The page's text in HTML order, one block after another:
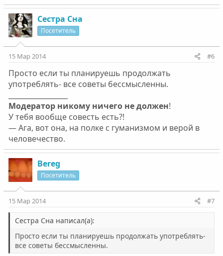
Сестра Сна
Посетитель
15 Мар 2014 #6
Просто если ты планируешь продолжать
употреблять- все советы бессмысленны.
Модератор никому ничего не должен!
У тебя вообще совесть есть?!
— Ага, вот она, на полке с гуманизмом и верой в
человечество.
Bereg
Посетитель
15 Мар 2014 #7
Сестра Сна написал(а):
Просто если ты планируешь продолжать употреблять-
все советы бессмысленны.